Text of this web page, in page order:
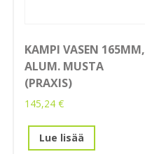
KAMPI VASEN 165MM,
ALUM. MUSTA
(PRAXIS)
145,24 €
Lue lisää